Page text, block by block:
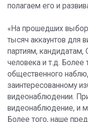
полагаем его и
«На прошедших
тысяч аккаунтов для
партиям,
человека и т.д. Более
общественного
заинтересованному
видеонаблюдении.
видеонаблюдение, и
Более того, наше